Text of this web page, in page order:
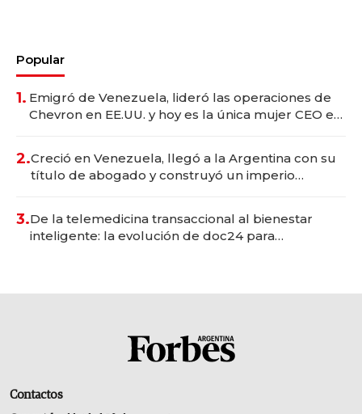
Popular
1. Emigró de Venezuela, lideró las operaciones de
Chevron en EE.UU. y hoy es la única mujer CEO en
2.Creció en Venezuela, llegó a la Argentina con su
título de abogado y construyó un imperio
3.De la telemedicina transaccional al bienestar
inteligente: la evolución de doc24 para
Contactos